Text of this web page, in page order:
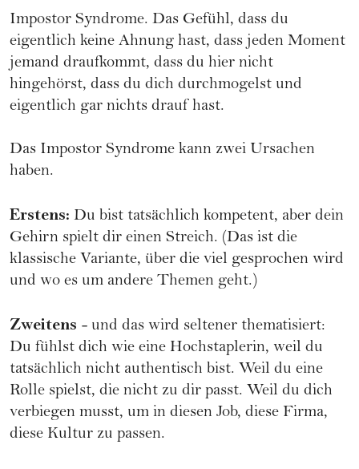
Impostor Syndrome. Das Gefühl, dass du
eigentlich keine Ahnung hast, dass jeden Moment
jemand draufkommt, dass du hier nicht
hingehörst, dass du dich durchmogelst und
eigentlich gar nichts drauf hast.
Das Impostor Syndrome kann zwei Ursachen
haben.
Erstens: Du bist tatsächlich kompetent, aber dein
Gehirn spielt dir einen Streich. (Das ist die
klassische Variante, über die viel gesprochen wird
und wo es um andere Themen geht.)
Zweitens - und das wird seltener thematisiert:
Du fühlst dich wie eine Hochstaplerin, weil du
tatsächlich nicht authentisch bist. Weil du eine
Rolle spielst, die nicht zu dir passt. Weil du dich
verbiegen musst, um in diesen Job, diese Firma,
diese Kultur zu passen.